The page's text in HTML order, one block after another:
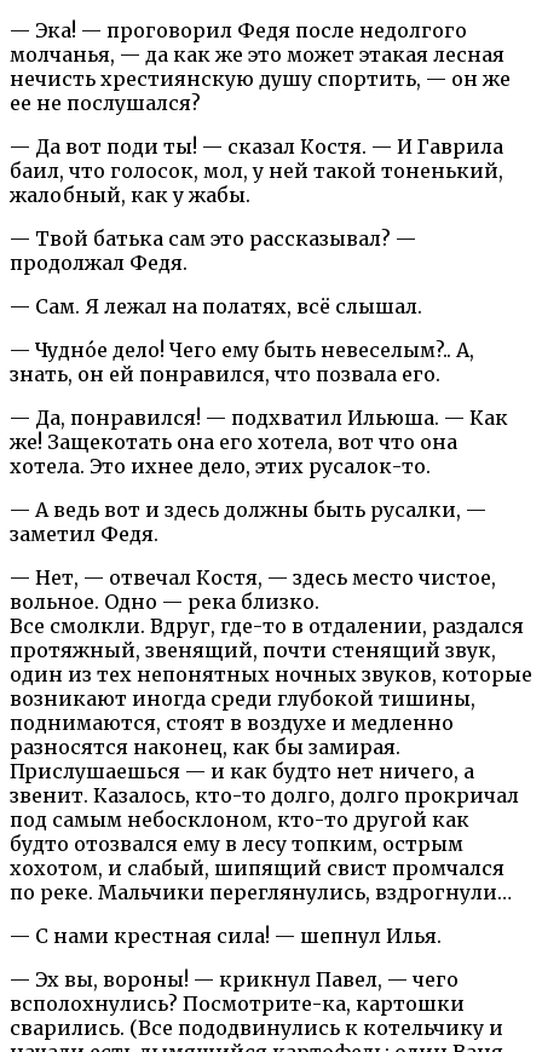
— Эка! — проговорил Федя после недолгого
молчанья, — да как же это может этакая лесная
нечисть хрестиянскую душу спортить, — он же
ее не послушался?
— Да вот поди ты! — сказал Костя. — И Гаврила
баил, что голосок, мол, у ней такой тоненький,
жалобный, как у жабы.
— Твой батька сам это рассказывал? —
продолжал Федя.
— Сам. Я лежал на полатях, всё слышал.
— Чудно́е дело! Чего ему быть невеселым?.. А,
знать, он ей понравился, что позвала его.
— Да, понравился! — подхватил Ильюша. — Как
же! Защекотать она его хотела, вот что она
хотела. Это ихнее дело, этих русалок-то.
— А ведь вот и здесь должны быть русалки, —
заметил Федя.
— Нет, — отвечал Костя, — здесь место чистое,
вольное. Одно — река близко.
Все смолкли. Вдруг, где-то в отдалении, раздался
протяжный, звенящий, почти стенящий звук,
один из тех непонятных ночных звуков, которые
возникают иногда среди глубокой тишины,
поднимаются, стоят в воздухе и медленно
разносятся наконец, как бы замирая.
Прислушаешься — и как будто нет ничего, а
звенит. Казалось, кто-то долго, долго прокричал
под самым небосклоном, кто-то другой как
будто отозвался ему в лесу топким, острым
хохотом, и слабый, шипящий свист промчался
по реке. Мальчики переглянулись, вздрогнули…
— С нами крестная сила! — шепнул Илья.
— Эх вы, вороны! — крикнул Павел, — чего
всполохнулись? Посмотрите-ка, картошки
сварились. (Все пододвинулись к котельчику и